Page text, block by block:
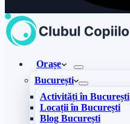
Orașe
București
Activități în București
Locații în București
Blog București